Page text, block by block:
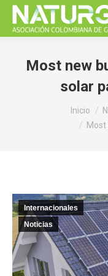
Most new
solar
Inicio
Most
Internacionales
Noticias